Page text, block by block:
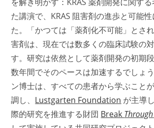
た講演で、KRAS 阻害剤の進歩と可能
た。「かつては「薬剤化不可能」とさ
害剤は、現在では数多くの臨床試験の
す。研究は依然として薬剤開発の初期
数年間でそのペースは加速するでしょ
ン博士は、すべての患者から学ぶこと
調し、 Lustgarten Foundation が主導
際的研究を推進する財団 Break Through